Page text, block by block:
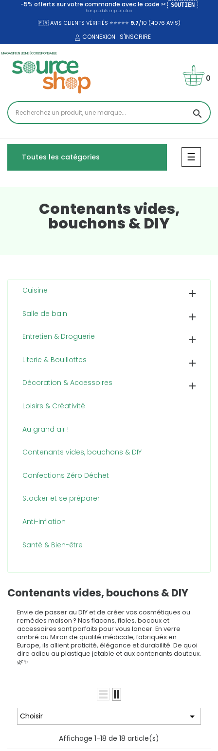
-5% offerts sur votre commande avec le code ✂ SOUTIEN
hors produits en promotion
🇫🇷 AVIS CLIENTS VÉRIFIÉS ⭐⭐⭐⭐⭐ 9.7/10 (4076 AVIS)
CONNEXION S'INSCRIRE
MAGASIN EN LIGNE ÉCORESPONSABLE
search
0
Toutes les catégories ☰
Contenants vides,
bouchons & DIY
Cuisine 
Salle de bain 
Entretien & Droguerie 
Literie & Bouillottes 
Décoration & Accessoires 
Loisirs & Créativité
Au grand air !
Contenants vides, bouchons & DIY
Confections Zéro Déchet
Stocker et se préparer
Anti-inflation
Santé & Bien-être
Contenants vides, bouchons & DIY
Envie de passer au DIY et de créer vos cosmétiques ou
remèdes maison ? Nos flacons, fioles, bocaux et
accessoires sont parfaits pour vous lancer. En verre
ambré ou Miron de qualité médicale, fabriqués en
Europe, ils allient praticité, élégance et durabilité. De quoi
dire adieu au plastique jetable et aux contenants douteux.
🌿✨
Choisir 
Affichage 1-18 de 18 article(s)